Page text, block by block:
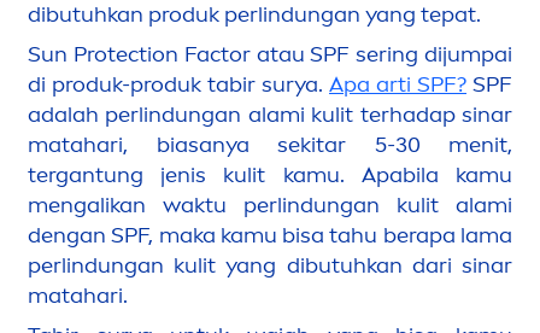
dibutuhkan produk perlindungan yang tepat.
Sun Protection Factor atau SPF sering dijumpai
di produk-produk tabir surya. Apa arti SPF? SPF
adalah perlindungan alami kulit terhadap sinar
matahari, biasanya sekitar 5-30 menit,
tergantung jenis kulit kamu. Apabila kamu
mengalikan waktu perlindungan kulit alami
dengan SPF, maka kamu bisa tahu berapa lama
perlindungan kulit yang dibutuhkan dari sinar
matahari.